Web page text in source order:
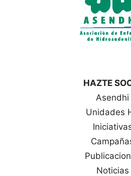
HAZTE
Asendhi
Unidades
Noticias